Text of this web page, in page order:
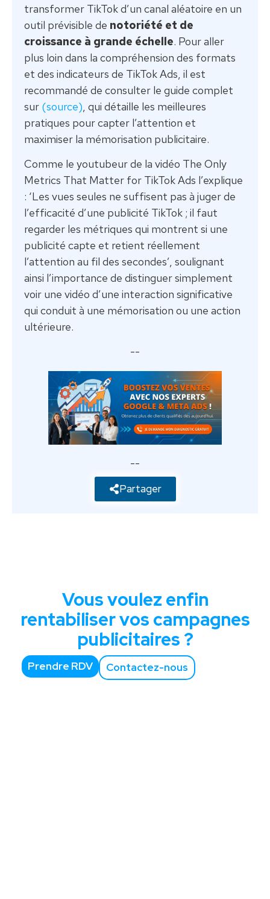
transformer TikTok d’un canal aléatoire en un
outil prévisible de notoriété et de
croissance à grande échelle. Pour aller
plus loin dans la compréhension des formats
et des indicateurs de TikTok Ads, il est
recommandé de consulter le guide complet
sur (source), qui détaille les meilleures
pratiques pour capter l’attention et
maximiser la mémorisation publicitaire.
Comme le youtubeur de la vidéo The Only
Metrics That Matter for TikTok Ads l’explique
: ‘Les vues seules ne suffisent pas à juger de
l’efficacité d’une publicité TikTok ; il faut
regarder les métriques qui montrent si une
publicité capte et retient réellement
l’attention au fil des secondes’, soulignant
ainsi l’importance de distinguer simplement
voir une vidéo d’une interaction significative
qui conduit à une mémorisation ou une action
ultérieure.
--
--
Partager
Vous voulez enfin
rentabiliser vos campagnes
publicitaires ?
Prendre RDV Contactez-nous